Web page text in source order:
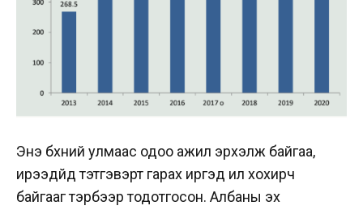
Энэ бүхний улмаас одоо ажил эрхэлж байгаа,
ирээдүйд тэтгэвэрт гарах иргэд илүү хохирч
байгааг тэрбээр тодотгосон. Албаны эх